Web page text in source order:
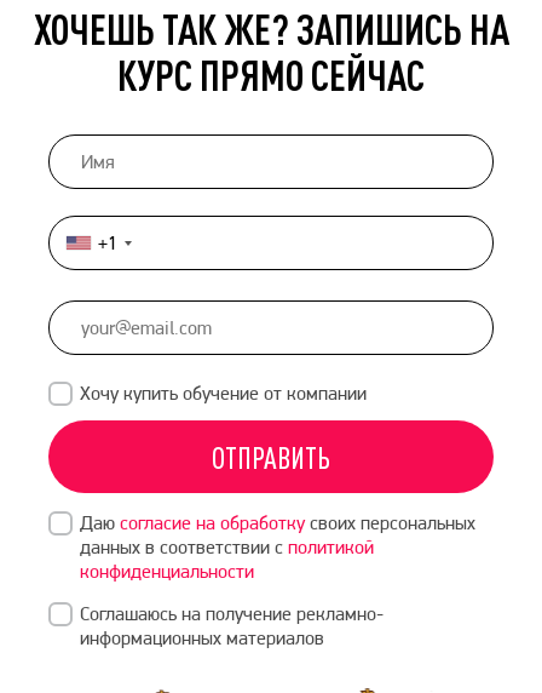
ХОЧЕШЬ ТАК ЖЕ? ЗАПИШИСЬ НА
КУРС ПРЯМО СЕЙЧАС
United
States
+1
+1
Хочу купить обучение от компании
ОТПРАВИТЬ
Даю согласие на обработкусвоих персональных
данных в соответствии с политикой
конфиденциальности
Соглашаюсь на получение рекламно-
информационных материалов